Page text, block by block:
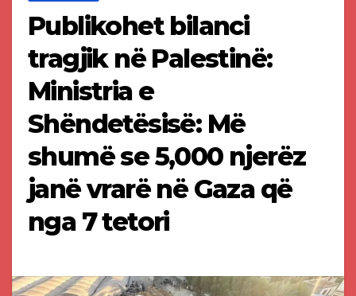
Publikohet bilanci
tragjik në Palestinë:
Ministria e
Shëndetësisë: Më
shumë se 5,000 njerëz
janë vrarë në Gaza që
nga 7 tetori